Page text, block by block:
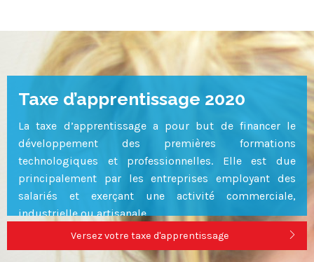
Voir
Taxe d’apprentissage 2020
La taxe d’apprentissage a pour but de financer le
développement des premières formations
technologiques et professionnelles. Elle est due
principalement par les entreprises employant des
salariés et exerçant une activité commerciale,
industrielle ou artisanale.
Depuis la loi sur l’avenir professionnel , la collecte de
Versez votre taxe d'apprentissage